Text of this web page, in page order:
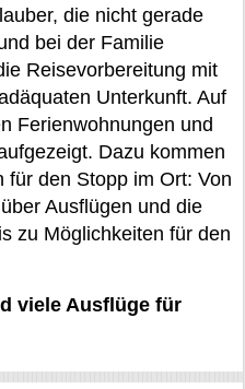
die nicht gerade
bei der Familie
Reisevorbereitung mit
Unterkunft. Auf
Ferienwohnungen und
Dazu kommen
den Stopp im Ort: Von
Ausflügen und die
zu Möglichkeiten für den
viele Ausflüge für